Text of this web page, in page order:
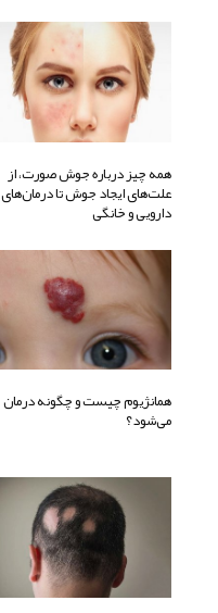
همه چیز درباره جوش صورت، از
علت‌های ایجاد جوش تا درمان‌های
دارویی و خانگی
همانژیوم چیست و چگونه درمان
می‌شود؟